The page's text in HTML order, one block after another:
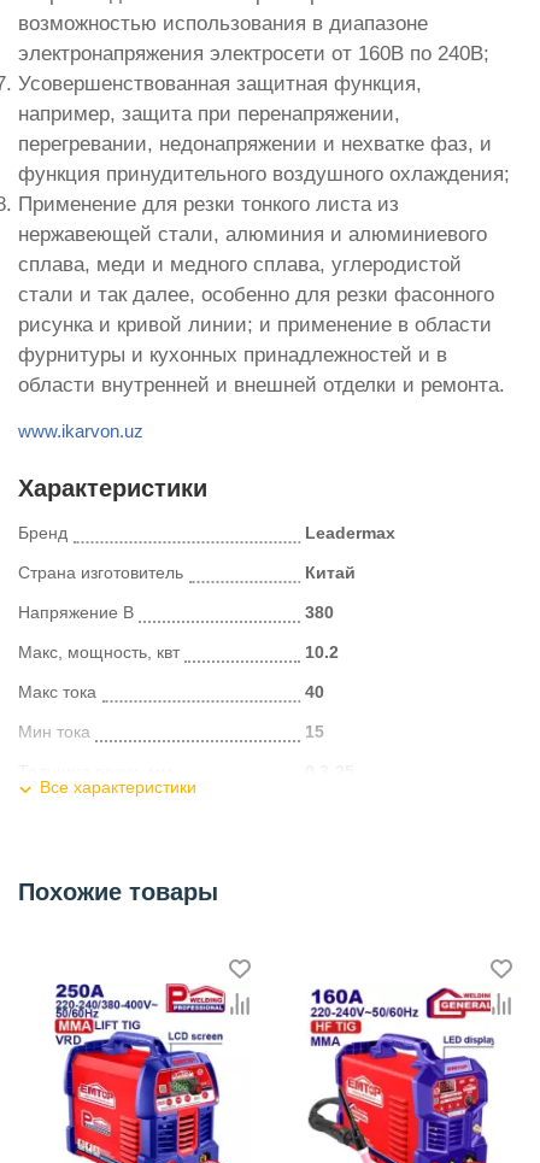
возможностью использования в диапазоне
электронапряжения электросети от 160В по 240В;
Усовершенствованная защитная функция,
например, защита при перенапряжении,
перегревании, недонапряжении и нехватке фаз, и
функция принудительного воздушного охлаждения;
Применение для резки тонкого листа из
нержавеющей стали, алюминия и алюминиевого
сплава, меди и медного сплава, углеродистой
стали и так далее, особенно для резки фасонного
рисунка и кривой линии; и применение в области
фурнитуры и кухонных принадлежностей и в
области внутренней и внешней отделки и ремонта.
www.ikarvon.uz
Характеристики
Бренд Leadermax
Страна изготовитель Китай
Напряжение В 380
Макс, мощность, квт 10.2
Макс тока 40
Мин тока 15
Дисплей
Категория Плазменная резка (CUT)
Все характеристики
Похожие товары